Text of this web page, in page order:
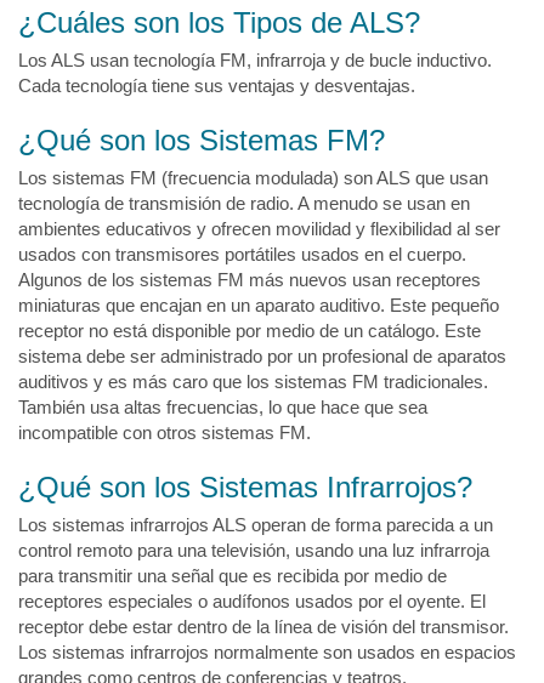
¿Cuáles son los Tipos de ALS?
Los ALS usan tecnología FM, infrarroja y de bucle inductivo.
Cada tecnología tiene sus ventajas y desventajas.
¿Qué son los Sistemas FM?
Los sistemas FM (frecuencia modulada) son ALS que usan
tecnología de transmisión de radio. A menudo se usan en
ambientes educativos y ofrecen movilidad y flexibilidad al ser
usados con transmisores portátiles usados en el cuerpo.
Algunos de los sistemas FM más nuevos usan receptores
miniaturas que encajan en un aparato auditivo. Este pequeño
receptor no está disponible por medio de un catálogo. Este
sistema debe ser administrado por un profesional de aparatos
auditivos y es más caro que los sistemas FM tradicionales.
También usa altas frecuencias, lo que hace que sea
incompatible con otros sistemas FM.
¿Qué son los Sistemas Infrarrojos?
Los sistemas infrarrojos ALS operan de forma parecida a un
control remoto para una televisión, usando una luz infrarroja
para transmitir una señal que es recibida por medio de
receptores especiales o audífonos usados por el oyente. El
receptor debe estar dentro de la línea de visión del transmisor.
Los sistemas infrarrojos normalmente son usados en espacios
grandes como centros de conferencias y teatros.